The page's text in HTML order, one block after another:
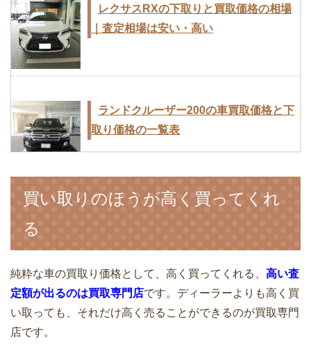
レクサスRXの下取りと買取価格の相場
｜査定相場は安い・高い
ランドクルーザー200の車買取価格と下
取り価格の一覧表
車の無料一括買取査定サイトから見積も
トヨタプリウスPHVの買取・下取り価格
買い取りのほうが高く買ってくれ
る
純粋な車の買取り価格として、高く買ってくれる、 高い査
定額が出るのは買取専門店です。ディーラーよりも高く買
い取っても、それだけ高く売ることができるのが買取専門
店です。